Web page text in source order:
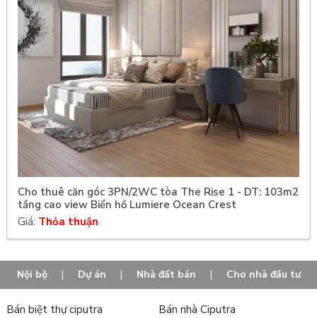
Cho thuê căn góc 3PN/2WC tòa The Rise 1 - DT: 103m2
tầng cao view Biển hồ Lumiere Ocean Crest
Giá: Thỏa thuận
Nội bộ | Dự án | Nhà đất bán | Cho nhà đầu tư
Bán biệt thự ciputra
Bán nhà Ciputra